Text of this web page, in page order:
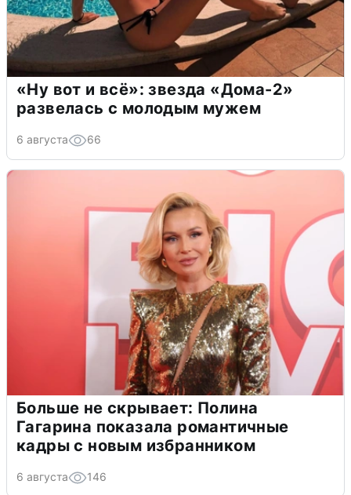
«Ну вот и всё»: звезда «Дома-2»
развелась с молодым мужем
6 августа 66
Больше не скрывает: Полина
Гагарина показала романтичные
кадры с новым избранником
6 августа 146